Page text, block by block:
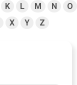
K L M N
O
X Y Z